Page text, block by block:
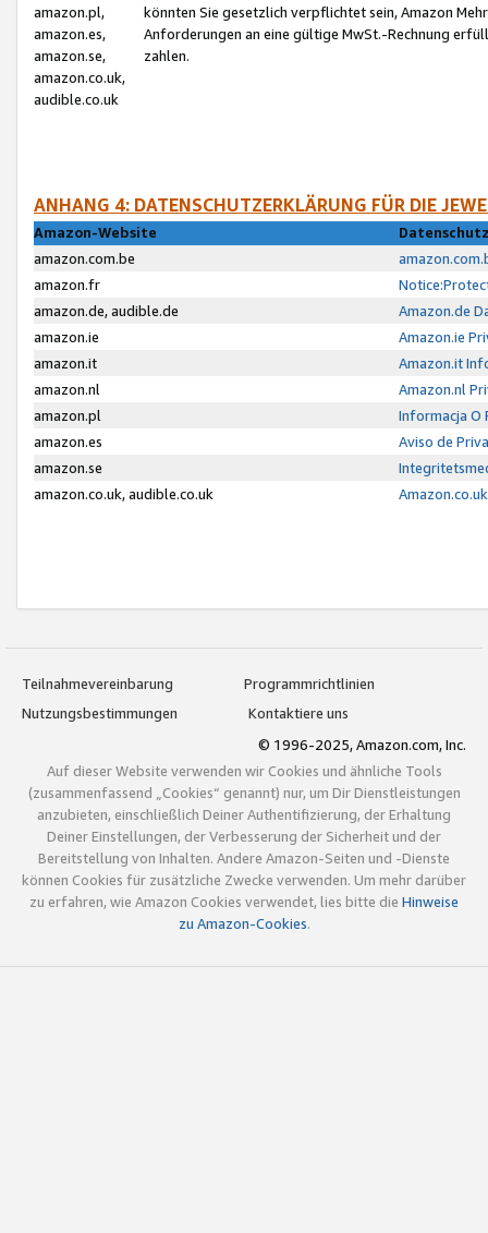
amazon.pl,
amazon.es,
amazon.se,
amazon.co.uk,
audible.co.uk
könnten Sie gesetzlich verpflichtet sein, Amazon
Anforderungen an eine gültige MwSt.-Rechnung
zahlen.
ANHANG 4: DATENSCHUTZERKLÄRUNG FÜR DIE
Amazon-Website
amazon.com.be
amazon.fr
amazon.de, audible.de
Amazon.de
amazon.ie
Amazon.ie
amazon.it
Amazon.it
amazon.nl
Amazon.nl
amazon.pl
Informacja O
amazon.es
Aviso de
amazon.se
amazon.co.uk, audible.co.uk
Teilnahmevereinbarung
Programmrichtlinien
Nutzungsbestimmungen
Kontaktiere uns
© 1996-2025, Amazon.com, Inc.
Auf dieser Website verwenden wir Cookies und ähnliche Tools
(zusammenfassend „Cookies“ genannt) nur, um Dir Dienstleistungen
anzubieten, einschließlich Deiner Authentifizierung, der Erhaltung
Deiner Einstellungen, der Verbesserung der Sicherheit und der
Bereitstellung von Inhalten. Andere Amazon-Seiten und -Dienste
können Cookies für zusätzliche Zwecke verwenden. Um mehr darüber
zu erfahren, wie Amazon Cookies verwendet, lies bitte die Hinweise
zu Amazon-Cookies.